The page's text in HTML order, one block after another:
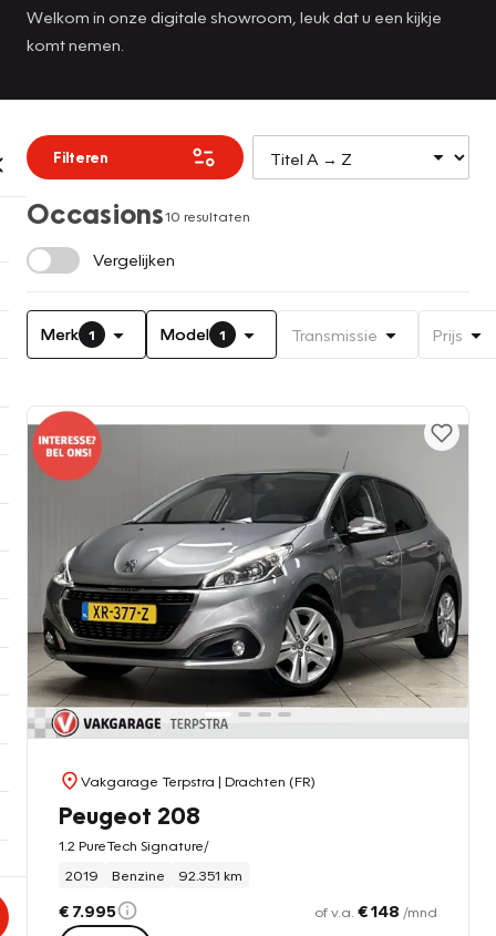
Welkom in onze digitale showroom, leuk dat u een kijkje
komt nemen.
Filteren
Occasions10 resultaten
Vergelijken
Merk 1 Model 1 Transmissie Prijs
Vakgarage Terpstra | Drachten (FR)
Peugeot 208
1.2 PureTech Signature/
2019
Benzine 92.351 km
€ 7.995 of v.a. € 148 /mnd